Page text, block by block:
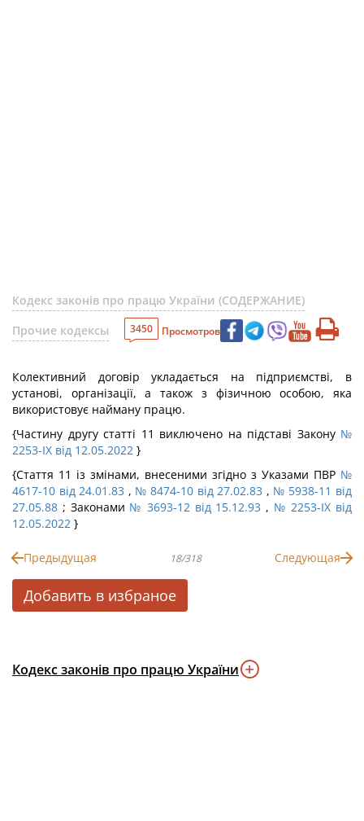
Кодекс законів про працю України (СОДЕРЖАНИЕ)
Прочие кодексы
3450 Просмотров
Колективний договір укладається на підприємстві, в
установі, організації, а також з фізичною особою, яка
використовує найману працю.
{Частину другу статті 11 виключено на підставі Закону №
2253-IX від 12.05.2022 }
{Стаття 11 із змінами, внесеними згідно з Указами ПВР №
4617-10 від 24.01.83 , № 8474-10 від 27.02.83 , № 5938-11 від
27.05.88 ; Законами № 3693-12 від 15.12.93 , № 2253-IX від
12.05.2022 }
Предыдущая 18/318 Следующая
Добавить в избраное
Кодекс законів про працю України